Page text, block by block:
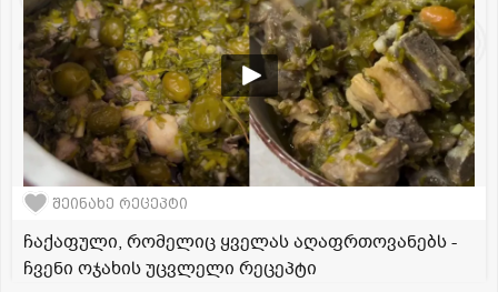
შეინახე რეცეპტი
ჩაქაფული, რომელიც ყველას აღაფრთოვანებს -
ჩვენი ოჯახის უცვლელი რეცეპტი